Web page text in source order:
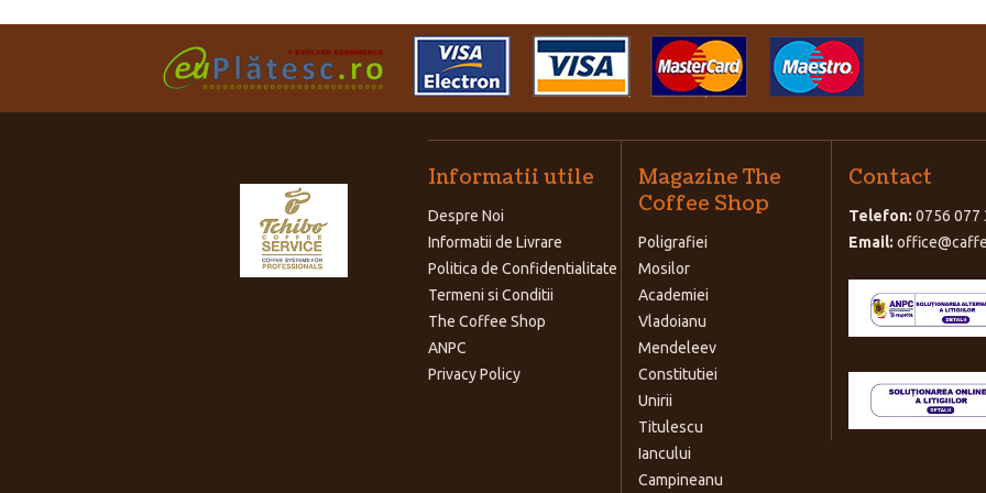
Informatii utile
Despre Noi
Informatii de Livrare
Politica de Confidentialitate
Termeni si Conditii
The Coffee Shop
ANPC
Privacy Policy
Magazine The
Coffee Shop
Poligrafiei
Mosilor
Academiei
Vladoianu
Mendeleev
Constitutiei
Unirii
Titulescu
Iancului
Campineanu
Contact
Telefon: 0756 077
Email: